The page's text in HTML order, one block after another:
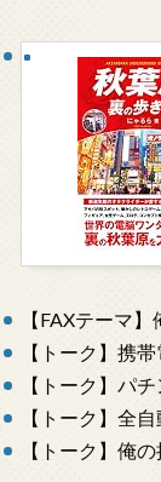
【FAXテーマ
【トーク】携
【トーク】パ
【トーク】全
【トーク】俺